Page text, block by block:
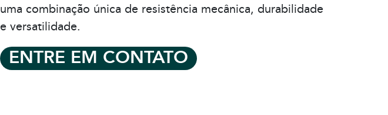
uma combinação única de resistência mecânica, durabilidade
e versatilidade.
ENTRE EM CONTATO